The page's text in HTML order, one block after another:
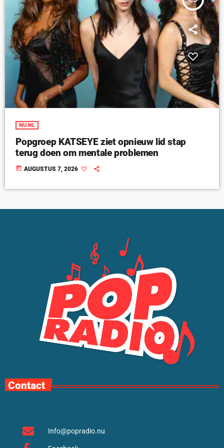
NU.NL
Popgroep KATSEYE ziet opnieuw lid stap
terug doen om mentale problemen
today AUGUSTUS 7, 2026
Contact
Info@popradio.nu